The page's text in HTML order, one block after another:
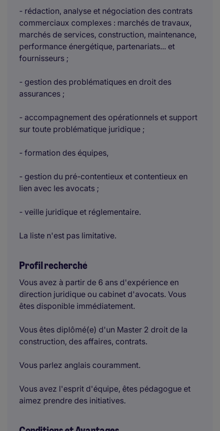
- rédaction, analyse et négociation des contrats
commerciaux complexes : marchés de travaux,
marchés de services, construction, maintenance,
performance énergétique, partenariats... et
fournisseurs ;
- gestion des problématiques en droit des
assurances ;
- accompagnement des opérationnels et support
sur toute problématique juridique ;
- formation des équipes,
- gestion du pré-contentieux et contentieux en
lien avec les avocats ;
- veille juridique et réglementaire.
La liste n'est pas limitative.
Profil recherché
Vous avez à partir de 6 ans d'expérience en
direction juridique ou cabinet d'avocats. Vous
êtes disponible immédiatement.
Vous êtes diplômé(e) d'un Master 2 droit de la
construction, des affaires, contrats.
Vous parlez anglais couramment.
Vous avez l'esprit d'équipe, êtes pédagogue et
aimez prendre des initiatives.